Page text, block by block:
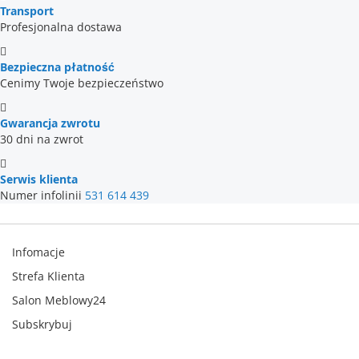
Transport
Profesjonalna dostawa
Bezpieczna płatność
Cenimy Twoje bezpieczeństwo
Gwarancja zwrotu
30 dni na zwrot
Serwis klienta
Numer infolinii 531 614 439
Infomacje
Strefa Klienta
Salon Meblowy24
Subskrybuj